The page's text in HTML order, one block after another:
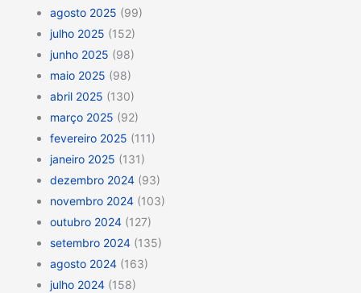
agosto 2025 (99)
julho 2025 (152)
junho 2025 (98)
maio 2025 (98)
abril 2025 (130)
março 2025 (92)
fevereiro 2025 (111)
janeiro 2025 (131)
dezembro 2024 (93)
novembro 2024 (103)
outubro 2024 (127)
setembro 2024 (135)
agosto 2024 (163)
julho 2024 (158)